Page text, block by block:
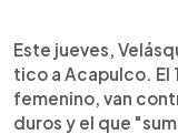
Este jueves,
tico a Acapulco. El
femenino, van
duros y el que